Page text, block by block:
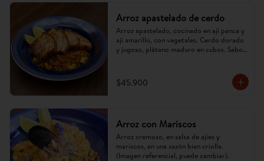
Arroz apastelado de cerdo
Arroz apastelado, cocinado en ají panca y
ají amarillo, con vegetales. Cerdo dorado
y jugoso, plátano maduro en cubos. Sabor
$45.900
Arroz con Mariscos
Arroz cremoso, en salsa de ajíes y
mariscos, en una sazón bien criolla.
(Imagen referencial, puede cambiar).